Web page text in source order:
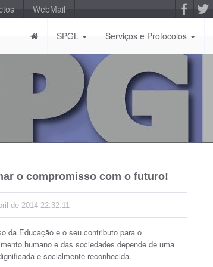
WebMail
SPGL Serviços e Protocolos
o compromisso com o futuro!
de 2014 22:32:11
da Educação e o seu contributo para o
humano e das sociedades depende de uma
e socialmente reconhecida.